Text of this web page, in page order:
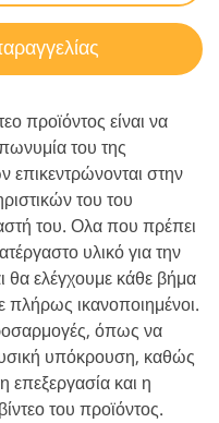
προϊόντος είναι να
του της
επικεντρώνονται στην
του του
του. Ολα που πρέπει
υλικό για την
θα ελέγχουμε κάθε βήμα
πλήρως ικανοποιημένοι.
όπως να
υπόκρουση, καθώς
επεξεργασία και η
του προϊόντος.